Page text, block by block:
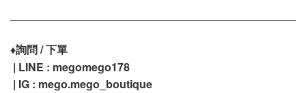
♦️詢問 / 下單
| LINE : megomego178
| IG : mego.mego_boutique